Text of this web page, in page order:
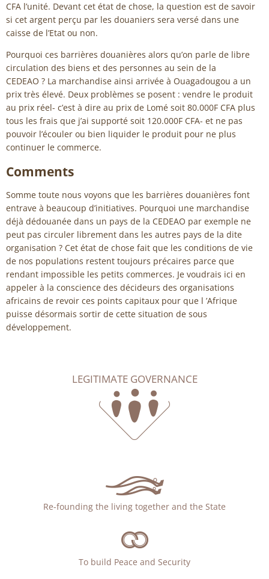
CFA l’unité. Devant cet état de chose, la question est de savoir
si cet argent perçu par les douaniers sera versé dans une
caisse de l’Etat ou non.
Pourquoi ces barrières douanières alors qu’on parle de libre
circulation des biens et des personnes au sein de la
CEDEAO ? La marchandise ainsi arrivée à Ouagadougou a un
prix très élevé. Deux problèmes se posent : vendre le produit
au prix réel- c’est à dire au prix de Lomé soit 80.000F CFA plus
tous les frais que j’ai supporté soit 120.000F CFA- et ne pas
pouvoir l’écouler ou bien liquider le produit pour ne plus
continuer le commerce.
Comments
Somme toute nous voyons que les barrières douanières font
entrave à beaucoup d’initiatives. Pourquoi une marchandise
déjà dédouanée dans un pays de la CEDEAO par exemple ne
peut pas circuler librement dans les autres pays de la dite
organisation ? Cet état de chose fait que les conditions de vie
de nos populations restent toujours précaires parce que
rendant impossible les petits commerces. Je voudrais ici en
appeler à la conscience des décideurs des organisations
africains de revoir ces points capitaux pour que l ’Afrique
puisse désormais sortir de cette situation de sous
développement.
LEGITIMATE GOVERNANCE
Re-founding the living together and the State
To build Peace and Security